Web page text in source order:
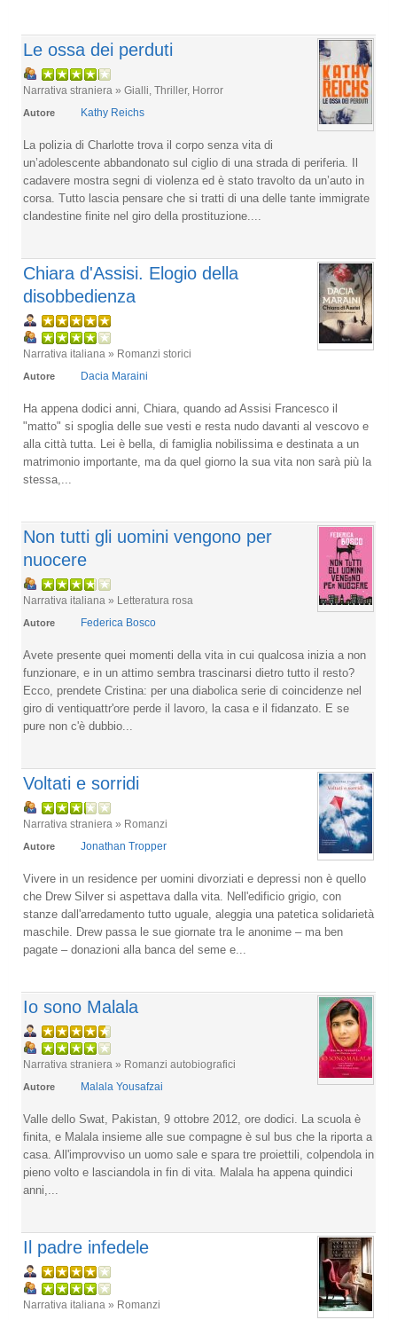
Le ossa dei perduti
Narrativa straniera » Gialli, Thriller, Horror
Autore Kathy Reichs
La polizia di Charlotte trova il corpo senza vita di
un’adolescente abbandonato sul ciglio di una strada di periferia. Il
cadavere mostra segni di violenza ed è stato travolto da un’auto in
corsa. Tutto lascia pensare che si tratti di una delle tante immigrate
clandestine finite nel giro della prostituzione....
Chiara d'Assisi. Elogio della
disobbedienza
Narrativa italiana » Romanzi storici
Autore Dacia Maraini
Ha appena dodici anni, Chiara, quando ad Assisi Francesco il
"matto" si spoglia delle sue vesti e resta nudo davanti al vescovo e
alla città tutta. Lei è bella, di famiglia nobilissima e destinata a un
matrimonio importante, ma da quel giorno la sua vita non sarà più la
stessa,...
Non tutti gli uomini vengono per
nuocere
Narrativa italiana » Letteratura rosa
Autore Federica Bosco
Avete presente quei momenti della vita in cui qualcosa inizia a non
funzionare, e in un attimo sembra trascinarsi dietro tutto il resto?
Ecco, prendete Cristina: per una diabolica serie di coincidenze nel
giro di ventiquattr'ore perde il lavoro, la casa e il fidanzato. E se
pure non c'è dubbio...
Voltati e sorridi
Narrativa straniera » Romanzi
Autore Jonathan Tropper
Vivere in un residence per uomini divorziati e depressi non è quello
che Drew Silver si aspettava dalla vita. Nell'edificio grigio, con
stanze dall'arredamento tutto uguale, aleggia una patetica solidarietà
maschile. Drew passa le sue giornate tra le anonime – ma ben
pagate – donazioni alla banca del seme e...
Io sono Malala
Narrativa straniera » Romanzi autobiografici
Autore Malala Yousafzai
Valle dello Swat, Pakistan, 9 ottobre 2012, ore dodici. La scuola è
finita, e Malala insieme alle sue compagne è sul bus che la riporta a
casa. All'improvviso un uomo sale e spara tre proiettili, colpendola in
pieno volto e lasciandola in fin di vita. Malala ha appena quindici
anni,...
Il padre infedele
Narrativa italiana » Romanzi